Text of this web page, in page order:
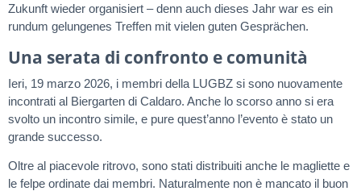
Zukunft wieder organisiert – denn auch dieses Jahr war es ein
rundum gelungenes Treffen mit vielen guten Gesprächen.
Una serata di confronto e comunità
Ieri, 19 marzo 2026, i membri della LUGBZ si sono nuovamente
incontrati al Biergarten di Caldaro. Anche lo scorso anno si era
svolto un incontro simile, e pure quest’anno l’evento è stato un
grande successo.
Oltre al piacevole ritrovo, sono stati distribuiti anche le magliette e
le felpe ordinate dai membri. Naturalmente non è mancato il buon